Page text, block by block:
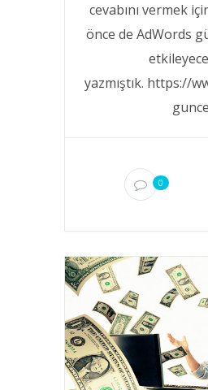
cevabını vermek
önce de AdWords
yazmıştık. https://
0